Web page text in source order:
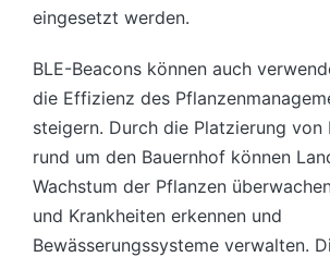
eingesetzt werden.
BLE-Beacons können auch
die Effizienz des
steigern. Durch die Platzierung von
rund um den Bauernhof können
Wachstum der Pflanzen
und Krankheiten erkennen und
Bewässerungssysteme verwalten.